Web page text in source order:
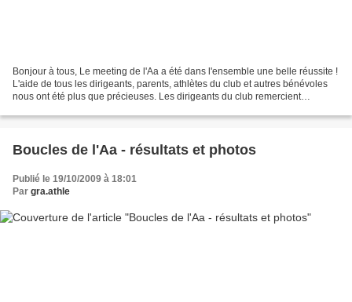
Bonjour à tous, Le meeting de l'Aa a été dans l'ensemble une belle réussite !
L'aide de tous les dirigeants, parents, athlètes du club et autres bénévoles
nous ont été plus que précieuses. Les dirigeants du club remercient
Boucles de l'Aa - résultats et photos
Publié le 19/10/2009 à 18:01
Par gra.athle